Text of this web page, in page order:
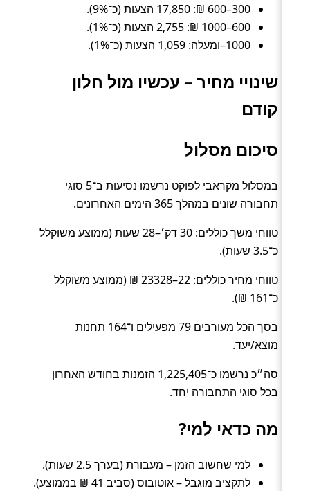
300–600 ₪: 17,850 הצעות (כ־9%).
600–1000 ₪: 2,755 הצעות (כ־1%).
1000–ומעלה: 1,059 הצעות (כ־1%).
שינויי מחיר – עכשיו מול חלון
קודם
סיכום מסלול
במסלול מקראבי לפוקט נרשמו נסיעות ב־5 סוגי
תחבורה שונים במהלך 365 הימים האחרונים.
טווחי משך כוללים: 30 דק׳–28 שעות (ממוצע משוקלל
כ־3.5 שעות).
טווחי מחיר כוללים: 22–23328 ₪ (ממוצע משוקלל
כ־161 ₪).
בסך הכל מעורבים 79 מפעילים ו־164 תחנות
מוצא/יעד.
סה״כ נרשמו כ־1,225,405 הזמנות בחודש האחרון
בכל סוגי התחבורה יחד.
מה כדאי למי?
למי שחשוב הזמן – מעבורת (בערך 2.5 שעות).
לתקציב מוגבל – אוטובוס (סביב 41 ₪ בממוצע).